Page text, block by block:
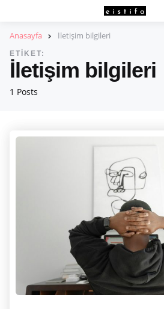
Anasayfa İletişim bilgileri
1 Posts
ETIKET:
İletişim bilgileri